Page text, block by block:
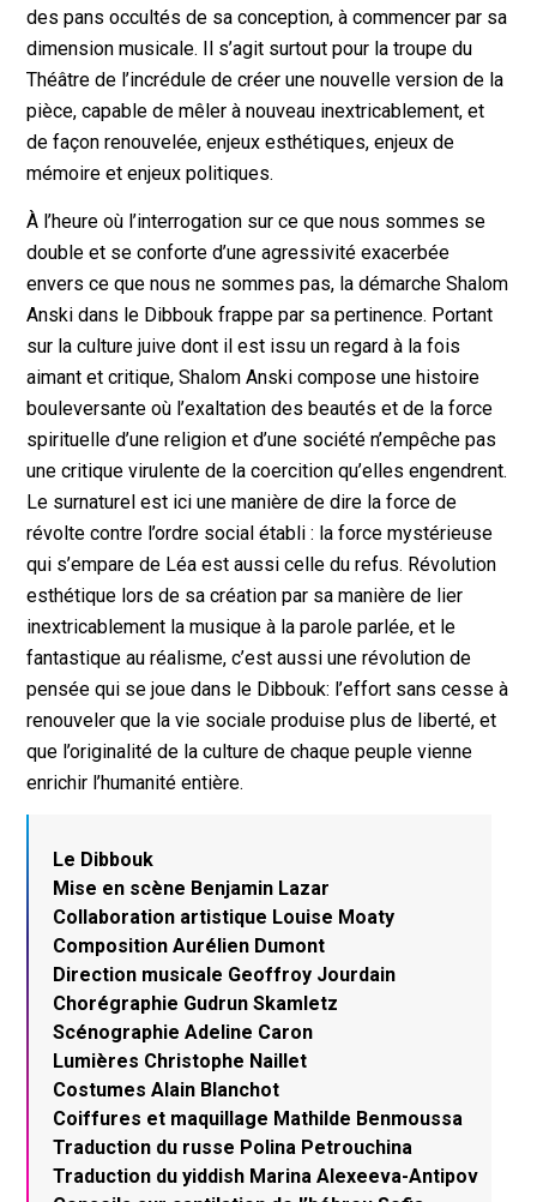
des pans occultés de sa conception, à commencer par sa
dimension musicale. Il s’agit surtout pour la troupe du
Théâtre de l’incrédule de créer une nouvelle version de la
pièce, capable de mêler à nouveau inextricablement, et
de façon renouvelée, enjeux esthétiques, enjeux de
mémoire et enjeux politiques.
À l’heure où l’interrogation sur ce que nous sommes se
double et se conforte d’une agressivité exacerbée
envers ce que nous ne sommes pas, la démarche Shalom
Anski dans le Dibbouk frappe par sa pertinence. Portant
sur la culture juive dont il est issu un regard à la fois
aimant et critique, Shalom Anski compose une histoire
bouleversante où l’exaltation des beautés et de la force
spirituelle d’une religion et d’une société n’empêche pas
une critique virulente de la coercition qu’elles engendrent.
Le surnaturel est ici une manière de dire la force de
révolte contre l’ordre social établi : la force mystérieuse
qui s’empare de Léa est aussi celle du refus. Révolution
esthétique lors de sa création par sa manière de lier
inextricablement la musique à la parole parlée, et le
fantastique au réalisme, c’est aussi une révolution de
pensée qui se joue dans le Dibbouk: l’effort sans cesse à
renouveler que la vie sociale produise plus de liberté, et
que l’originalité de la culture de chaque peuple vienne
enrichir l’humanité entière.
Le Dibbouk
Mise en scène Benjamin Lazar
Collaboration artistique Louise Moaty
Composition Aurélien Dumont
Direction musicale Geoffroy Jourdain
Chorégraphie Gudrun Skamletz
Scénographie Adeline Caron
Lumières Christophe Naillet
Costumes Alain Blanchot
Coiffures et maquillage Mathilde Benmoussa
Traduction du russe Polina Petrouchina
Traduction du yiddish Marina Alexeeva-Antipov